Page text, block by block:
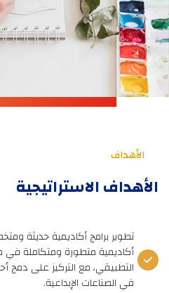
الأهداف
الأهداف الاستراتيجية
تطوير برامج أكاديمية حديثة
أكاديمية متطورة ومتكاملة في
التطبيقي، مع التركيز على دمج
في الصناعات الإبداعية.